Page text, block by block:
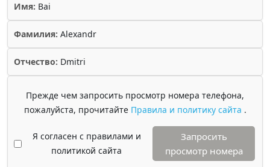
Имя: Bai
Фамилия: Alexandr
Отчество: Dmitri
Прежде чем запросить просмотр номера телефона,
пожалуйста, прочитайте Правила и политику сайта .
Я согласен с правилами и
политикой сайта
Запросить
просмотр номера